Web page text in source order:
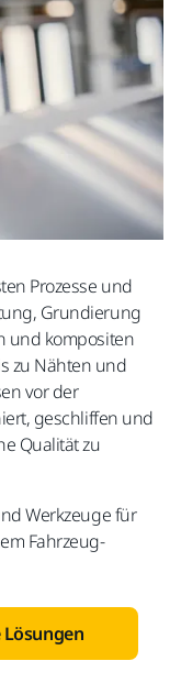
Prozesse und
Grundierung
und kompositen
zu Nähten und
vor der
geschliffen und
Qualität zu
Werkzeuge für
Fahrzeug-